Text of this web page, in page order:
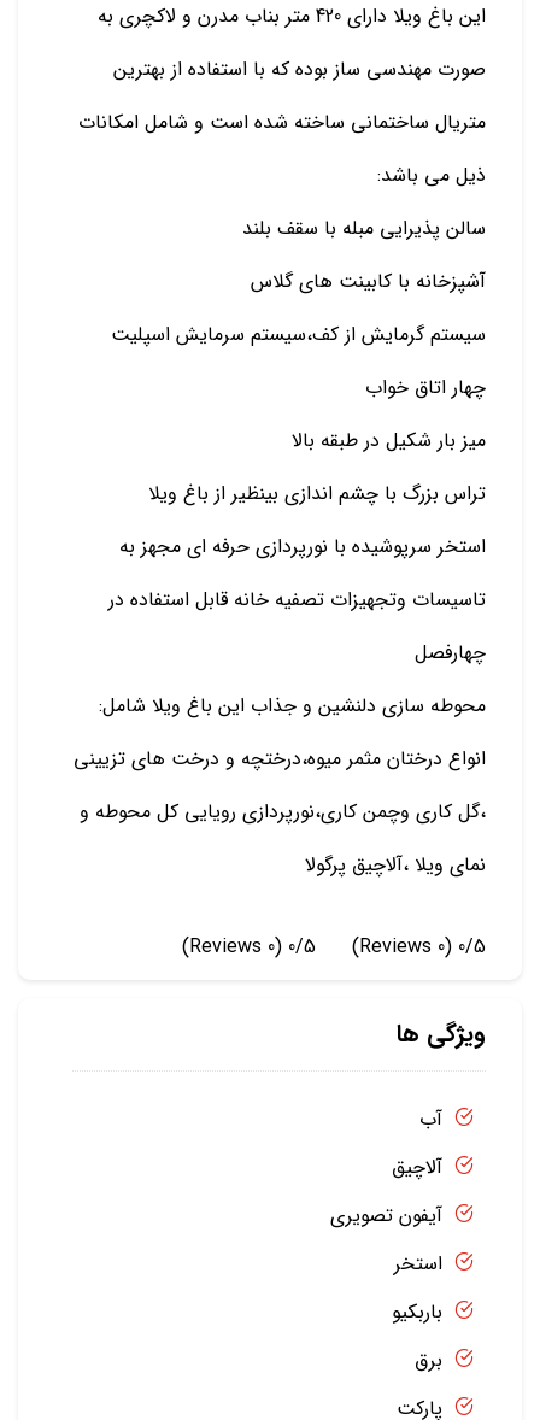
این باغ ویلا دارای 420 متر بناب مدرن و لاکچری به
صورت مهندسی ساز بوده که با استفاده از بهترین
متریال ساختمانی ساخته شده است و شامل امکانات
ذیل می باشد:
سالن پذیرایی مبله با سقف بلند
آشپزخانه با کابینت های گلاس
سیستم گرمایش از کف،سیستم سرمایش اسپلیت
چهار اتاق خواب
میز بار شکیل در طبقه بالا
تراس بزرگ با چشم اندازی بینظیر از باغ ویلا
استخر سرپوشیده با نورپردازی حرفه ای مجهز به
تاسیسات وتجهیزات تصفیه خانه قابل استفاده در
چهارفصل
محوطه سازی دلنشین و جذاب این باغ ویلا شامل:
انواع درختان مثمر میوه،درختچه و درخت های تزیینی
،گل کاری وچمن کاری،نورپردازی رویایی کل محوطه و
نمای ویلا ،آلاچیق پرگولا
0/5
(0 Reviews)
0/5
(0 Reviews)
ویژگی ها
آب
آلاچیق
آیفون تصویری
استخر
باربکیو
برق
پارکت